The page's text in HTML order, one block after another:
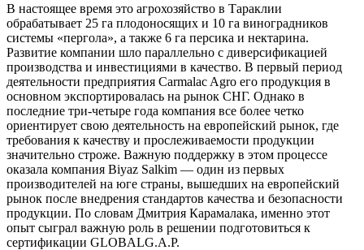
В настоящее время это агрохозяйство в Тараклии
обрабатывает 25 га плодоносящих и 10 га виноградников
системы «пергола», а также 6 га персика и нектарина.
Развитие компании шло параллельно с диверсификацией
производства и инвестициями в качество. В первый период
деятельности предприятия Carmalac Agro его продукция в
основном экспортировалась на рынок СНГ. Однако в
последние три-четыре года компания все более четко
ориентирует свою деятельность на европейский рынок, где
требования к качеству и прослеживаемости продукции
значительно строже. Важную поддержку в этом процессе
оказала компания Biyaz Salkim — один из первых
производителей на юге страны, вышедших на европейский
рынок после внедрения стандартов качества и безопасности
продукции. По словам Дмитрия Карамалака, именно этот
опыт сыграл важную роль в решении подготовиться к
сертификации GLOBALG.A.P.